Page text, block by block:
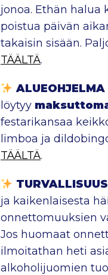
jonoa. Ethän halua
poistua päivän
takaisin sisään.
TÄÄLTÄ.
ALUEOHJELMA
löytyy
festarikansaa
limboa ja
TÄÄLTÄ.
TURVALLISUUS
ja kaikenlaisesta
onnettomuuksien
Jos huomaat
ilmoitathan heti
alkoholijuomien